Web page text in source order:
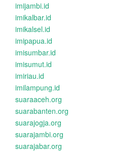
imijambi.id
imikalbar.id
imikalsel.id
imipapua.id
imisumbar.id
imisumut.id
imiriau.id
imilampung.id
suaraaceh.org
suarabanten.org
suarajogja.org
suarajambi.org
suarajabar.org